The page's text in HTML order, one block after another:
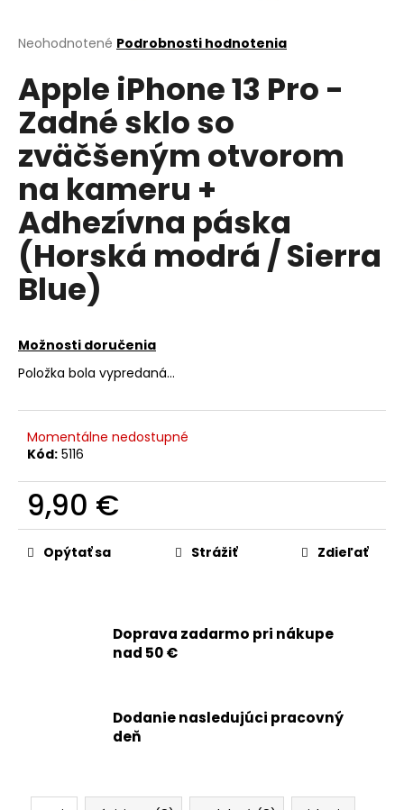
Priemerné
produktu
je
0,0
z
5
hviezdičiek.
Neohodnotené Podrobnosti hodnotenia
Apple iPhone 13 Pro -
Zadné sklo so
zväčšeným otvorom
na kameru +
Adhezívna páska
(Horská modrá / Sierra
Blue)
Možnosti doručenia
Položka bola vypredaná…
Momentálne nedostupné
Kód: 5116
9,90 €
Jednotková
cena:Opýtať sa Strážiť Zdieľať
Doprava zadarmo pri nákupe
nad 50 €
Dodanie nasledujúci pracovný
deň
j
ť
?
O
d
o
r
č
a
m
e
APPLE
IPHONE
XS